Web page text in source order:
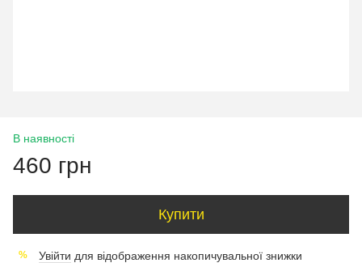
В наявності
460 грн
Купити
% Увійти для відображення накопичувальної знижки